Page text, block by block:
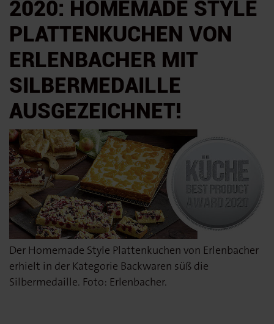
2020: HOMEMADE STYLE
PLATTENKUCHEN VON
ERLENBACHER MIT
SILBERMEDAILLE
AUSGEZEICHNET!
Der Homemade Style Plattenkuchen von Erlenbacher
erhielt in der Kategorie Backwaren süß die
Silbermedaille. Foto: Erlenbacher.